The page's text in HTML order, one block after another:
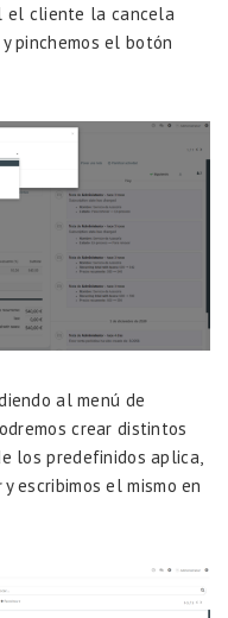
el cliente la cancela
pinchemos el botón
al menú de
crear distintos
los predefinidos aplica,
y escribimos el mismo en